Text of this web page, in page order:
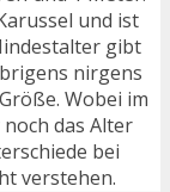
und ist
gibt
nirgens
Wobei im
das Alter
bei
verstehen.